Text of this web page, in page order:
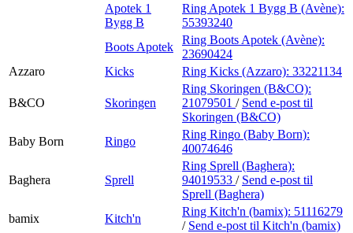
Apotek 1
Bygg B
Ring Apotek 1 Bygg B (Avène):
55393240
Boots Apotek
Ring Boots Apotek (Avène):
23690424
Azzaro
Kicks Ring Kicks (Azzaro): 33221134
B&CO Skoringen
Ring Skoringen (B&CO):
21079501 / Send e-post til
Skoringen (B&CO)
Baby Born
Ringo
Ring Ringo (Baby Born):
40074646
Baghera Sprell
Ring Sprell (Baghera):
94019533 / Send e-post til
Sprell (Baghera)
bamix
Kitch'n
Ring Kitch'n (bamix): 51116279
/ Send e-post til Kitch'n (bamix)